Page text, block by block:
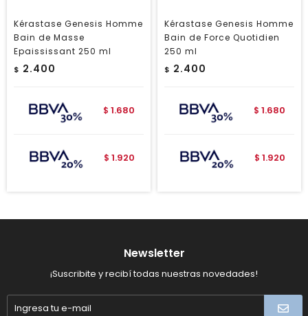
Kérastase Genesis Homme
Bain de Masse
Epaississant 250 ml
$ 2.400
$ 1.680
$ 1.920
Kérastase Genesis Homme
Bain de Force Quotidien
250 ml
$ 2.400
$ 1.680
$ 1.920
Newsletter
¡Suscribite y recibí todas nuestras novedades!